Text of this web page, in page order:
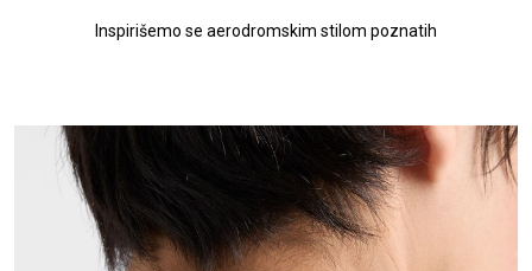
Inspirišemo se aerodromskim stilom poznatih